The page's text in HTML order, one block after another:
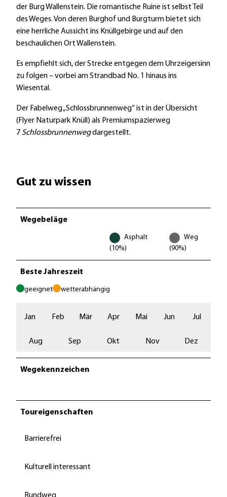
der Burg Wallenstein. Die romantische Ruine ist selbst Teil
des Weges. Von deren Burghof und Burgturm bietet sich
eine herrliche Aussicht ins Knüllgebirge und auf den
beschaulichen Ort Wallenstein.
Es empfiehlt sich, der Strecke entgegen dem Uhrzeigersinn
zu folgen – vorbei am Strandbad No. 1 hinaus ins
Wiesental.
Der Fabelweg „Schlossbrunnenweg“ ist in der Übersicht
(Flyer Naturpark Knüll) als Premiumspazierweg
7 Schlossbrunnenwegdargestellt.
Gut zu wissen
Wegebeläge
Asphalt
(10%)
Weg
(90%)
Beste Jahreszeit
geeignet wetterabhängig
Jan Feb Mär Apr Mai Jun Jul
Aug Sep Okt Nov Dez
Wegekennzeichen
Toureigenschaften
Barrierefrei
Kulturell interessant
Rundweg